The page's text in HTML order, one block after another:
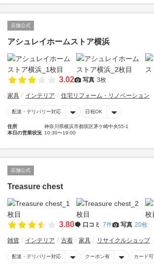
店舗公式
アシュレイホームストア横浜
3.02 写真 3枚
家具 インテリア 住宅リフォーム・リノベーション
配達・デリバリー対応 日祝OK
住所
神奈川県横浜市都筑区茅ケ崎中央55-1
本日の営業状況 10:30〜19:00
店舗公式
Treasure chest
3.80 口コミ 7件 写真 20枚
雑貨 インテリア 古着 家具 リサイクルショップ
配達・デリバリー対応 クーポン有 カード可